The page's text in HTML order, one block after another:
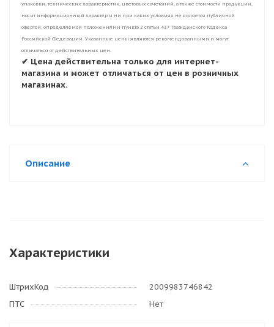
упаковки, технических характеристик, цветовых сочетаний, а также стоимости продукции,
носит информационный характер и ни при каких условиях не является публичной
офертой, определяемой положениями пункта 2 статьи 437 Гражданского Кодекса
Российской Федерации. Указанные цены являются рекомендованными и могут
отличаться от действительных цен.
✔ Цена действительна только для интернет-
магазина и может отличаться от цен в розничных
магазинах.
Описание
Характеристики
ШтрихКод
2009983746842
ПТС
Нет